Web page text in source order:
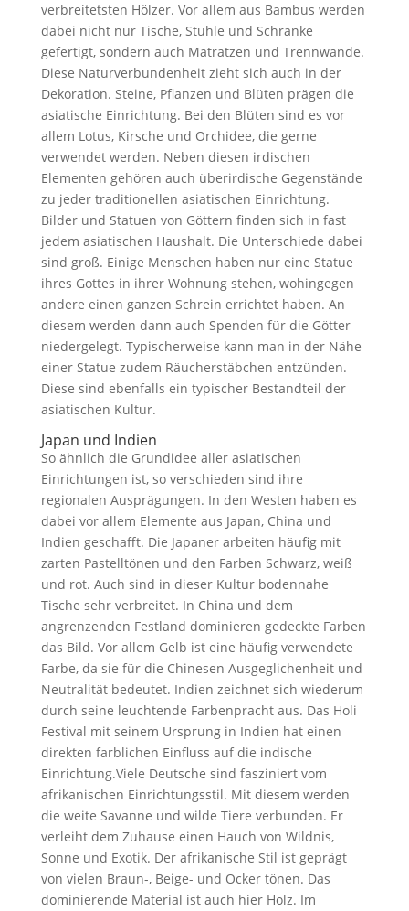
verbreitetsten Hölzer. Vor allem aus Bambus werden
dabei nicht nur Tische, Stühle und Schränke
gefertigt, sondern auch Matratzen und Trennwände.
Diese Naturverbundenheit zieht sich auch in der
Dekoration. Steine, Pflanzen und Blüten prägen die
asiatische Einrichtung. Bei den Blüten sind es vor
allem Lotus, Kirsche und Orchidee, die gerne
verwendet werden. Neben diesen irdischen
Elementen gehören auch überirdische Gegenstände
zu jeder traditionellen asiatischen Einrichtung.
Bilder und Statuen von Göttern finden sich in fast
jedem asiatischen Haushalt. Die Unterschiede dabei
sind groß. Einige Menschen haben nur eine Statue
ihres Gottes in ihrer Wohnung stehen, wohingegen
andere einen ganzen Schrein errichtet haben. An
diesem werden dann auch Spenden für die Götter
niedergelegt. Typischerweise kann man in der Nähe
einer Statue zudem Räucherstäbchen entzünden.
Diese sind ebenfalls ein typischer Bestandteil der
asiatischen Kultur.
Japan und Indien
So ähnlich die Grundidee aller asiatischen
Einrichtungen ist, so verschieden sind ihre
regionalen Ausprägungen. In den Westen haben es
dabei vor allem Elemente aus Japan, China und
Indien geschafft. Die Japaner arbeiten häufig mit
zarten Pastelltönen und den Farben Schwarz, weiß
und rot. Auch sind in dieser Kultur bodennahe
Tische sehr verbreitet. In China und dem
angrenzenden Festland dominieren gedeckte Farben
das Bild. Vor allem Gelb ist eine häufig verwendete
Farbe, da sie für die Chinesen Ausgeglichenheit und
Neutralität bedeutet. Indien zeichnet sich wiederum
durch seine leuchtende Farbenpracht aus. Das Holi
Festival mit seinem Ursprung in Indien hat einen
direkten farblichen Einfluss auf die indische
Einrichtung.Viele Deutsche sind fasziniert vom
afrikanischen Einrichtungsstil. Mit diesem werden
die weite Savanne und wilde Tiere verbunden. Er
verleiht dem Zuhause einen Hauch von Wildnis,
Sonne und Exotik. Der afrikanische Stil ist geprägt
von vielen Braun-, Beige- und Ocker tönen. Das
dominierende Material ist auch hier Holz. Im